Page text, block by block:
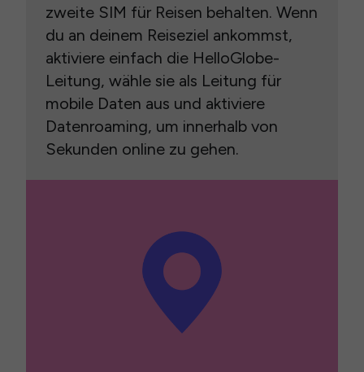
zweite SIM für Reisen behalten. Wenn
du an deinem Reiseziel ankommst,
aktiviere einfach die HelloGlobe-
Leitung, wähle sie als Leitung für
mobile Daten aus und aktiviere
Datenroaming, um innerhalb von
Sekunden online zu gehen.